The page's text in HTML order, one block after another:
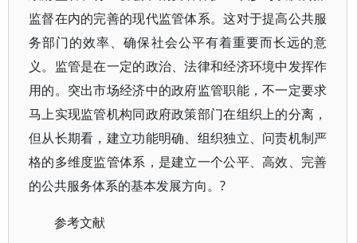
监督在内的完善的现代监管体系。这对于提高公共服
务部门的效率、确保社会公平有着重要而长远的意
义。监管是在一定的政治、法律和经济环境中发挥作
用的。突出市场经济中的政府监管职能，不一定要求
马上实现监管机构同政府政策部门在组织上的分离，
但从长期看，建立功能明确、组织独立、问责机制严
格的多维度监管体系，是建立一个公平、高效、完善
的公共服务体系的基本发展方向。?
参考文献